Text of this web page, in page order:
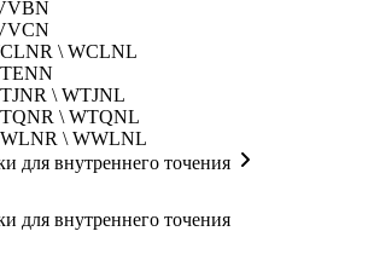
\ WCLNL
\ WTJNL
\ WTQNL
\ WWLNL
для внутреннего точения
для внутреннего точения